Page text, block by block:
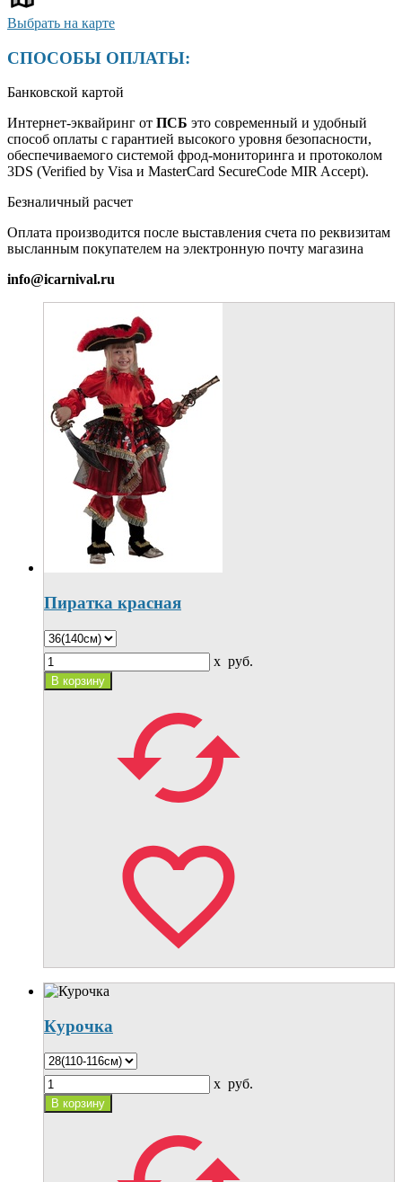
Выбрать на карте
СПОСОБЫ ОПЛАТЫ:
Банковской картой
Интернет-эквайринг от ПСБ это современный и удобный
способ оплаты с гарантией высокого уровня безопасности,
обеспечиваемого системой фрод-мониторинга и протоколом
3DS (Verified by Visa и MasterCard SecureCode MIR Accept).
Безналичный расчет
Оплата производится после выставления счета по реквизитам
высланным покупателем на электронную почту магазина
info@icarnival.ru
Пиратка красная
x руб.
Курочка
x руб.